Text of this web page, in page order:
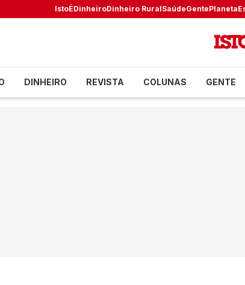
IstoÉDinheiroDinheiro RuralSaúdeGentePlaneta
DINHEIRO REVISTA COLUNAS GENTE